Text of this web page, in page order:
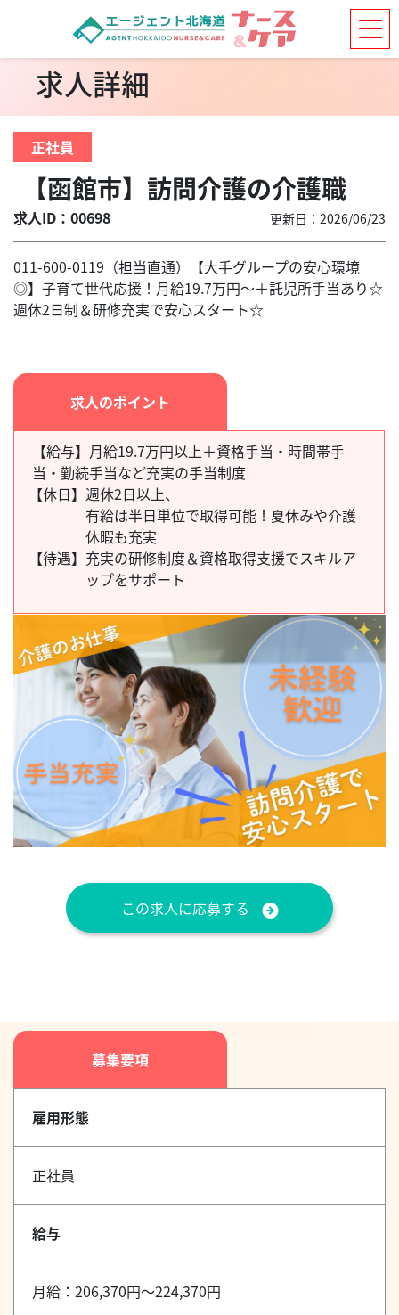
求人詳細
正社員
【函館市】訪問介護の介護職
求人ID：00698 更新日：2026/06/23
011-600-0119（担当直通）【大手グループの安心環境
◎】子育て世代応援！月給19.7万円～＋託児所手当あり☆
週休2日制＆研修充実で安心スタート☆
求人のポイント
【給与】月給19.7万円以上＋資格手当・時間帯手
当・勤続手当など充実の手当制度
【休日】 週休2日以上、
有給は半日単位で取得可能！夏休みや介護
休暇も充実
【待遇】 充実の研修制度＆資格取得支援でスキルア
ップをサポート
この求人に応募する
募集要項
雇用形態
正社員
給与
月給：206,370円～224,370円